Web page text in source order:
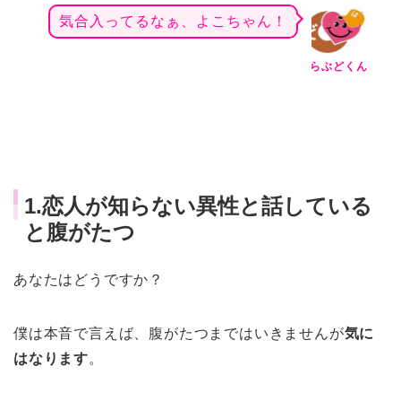
らぶどくん
気合入ってるなぁ、よこちゃん！
1.恋人が知らない異性と話している
と腹がたつ
あなたはどうですか？
僕は本音で言えば、腹がたつまではいきませんが気に
はなります。